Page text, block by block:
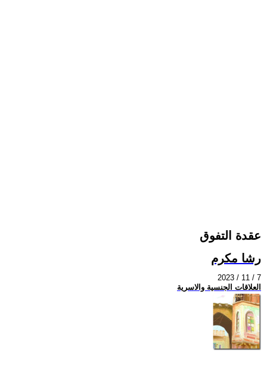
عقدة التفوق
رشا مكرم
2023 / 11 / 7
العلاقات الجنسية والاسرية